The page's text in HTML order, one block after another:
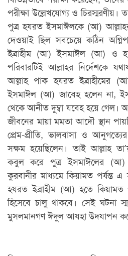
পরীক্ষা উল্লেখযোগ্য ও চিরস্মরণীয়।
পুত্র হযরত ইসমাঈলকে (আ) আল্লাহর
দেওয়াই ছিল সবচেয়ে কঠিন
ইব্রাহীম (আ) ইসমাঈল (আ) ও
পরিবারটিই আল্লাহর নির্দেশকে
আল্লাহ পাক হযরত ইব্রাহীমের
ইসমাঈল (আ) জাবেহ হলেন না,
থেকে আনীত দুম্বা যবেহ হয়ে গেল।
জীবনের মায়া মমতা আদৌ স্থান
প্রেম-প্রীতি, ভালবাসা ও
সক্ষম হয়েছিলেন। তাই আল্লাহ
কবুল করে পুত্র ইসমাঈলের
কুরবানীর মাধ্যমে কিয়ামত পর্যন্ত এ
হযরত ইব্রাহীম (আ) হতে কিয়ামত
হিসেবে চালু থাকবে। সেই ঘটনা
মুসলমানগণ ঈদুল আযহা উদযাপন